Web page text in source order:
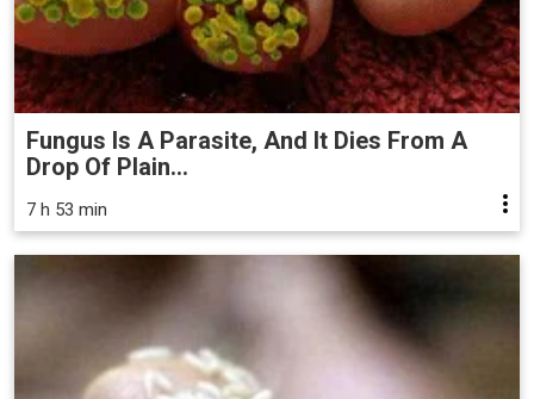
Fungus Is A Parasite, And It Dies From A
Drop Of Plain...
7 h 53 min